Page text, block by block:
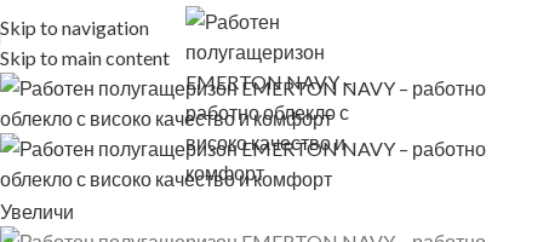
Skip to navigation
Skip to main content
Увеличи